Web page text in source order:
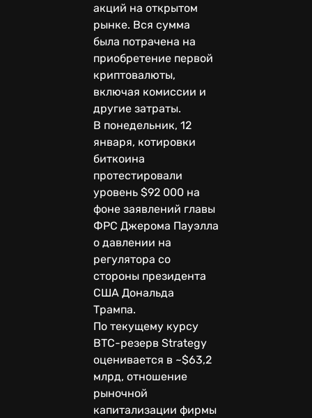
акций на открытом
рынке. Вся сумма
была потрачена на
приобретение первой
криптовалюты,
включая комиссии и
другие затраты.
В понедельник, 12
января, котировки
биткоина
протестировали
уровень $92 000 на
фоне заявлений главы
ФРС Джерома Пауэлла
о давлении на
регулятора со
стороны президента
США Дональда
Трампа.
По текущему курсу
BTC-резерв Strategy
оценивается в ~$63,2
млрд, отношение
рыночной
капитализации фирмы